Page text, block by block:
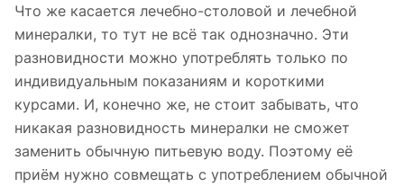
Что же касается лечебно-столовой и лечебной
минералки, то тут не всё так однозначно. Эти
разновидности можно употреблять только по
индивидуальным показаниям и короткими
курсами. И, конечно же, не стоит забывать, что
никакая разновидность минералки не сможет
заменить обычную питьевую воду. Поэтому её
приём нужно совмещать с употреблением обычной